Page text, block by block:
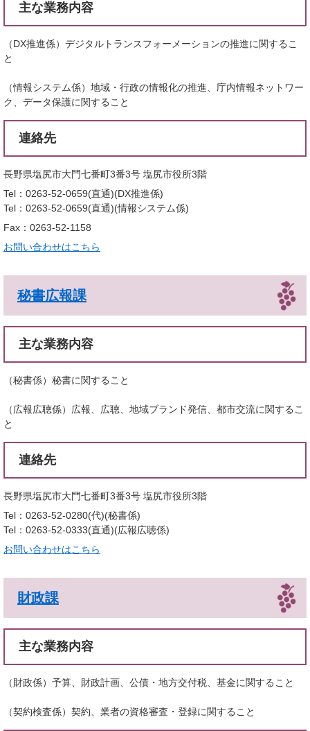
主な業務内容
（DX推進係）デジタルトランスフォーメーションの推進に関するこ
と
（情報システム係）地域・行政の情報化の推進、庁内情報ネットワー
ク、データ保護に関すること
連絡先
長野県塩尻市大門七番町3番3号 塩尻市役所3階
Tel：0263-52-0659(直通) DX推進係
Tel：0263-52-0659(直通) 情報システム係
Fax：0263-52-1158
お問い合わせはこちら
秘書広報課
主な業務内容
（秘書係）秘書に関すること
（広報広聴係）広報、広聴、地域ブランド発信、都市交流に関するこ
と
連絡先
長野県塩尻市大門七番町3番3号 塩尻市役所3階
Tel：0263-52-0280(代) 秘書係
Tel：0263-52-0333(直通) 広報広聴係
お問い合わせはこちら
財政課
主な業務内容
（財政係）予算、財政計画、公債・地方交付税、基金に関すること
（契約検査係）契約、業者の資格審査・登録に関すること